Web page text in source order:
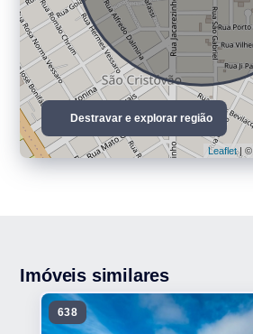
Leaflet| ©
Destravar e explorar região
Imóveis similares
638